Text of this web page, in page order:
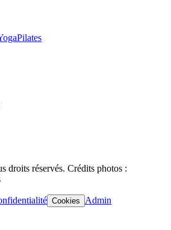
Pilates
droits réservés. Crédits photos :
Cookies Admin